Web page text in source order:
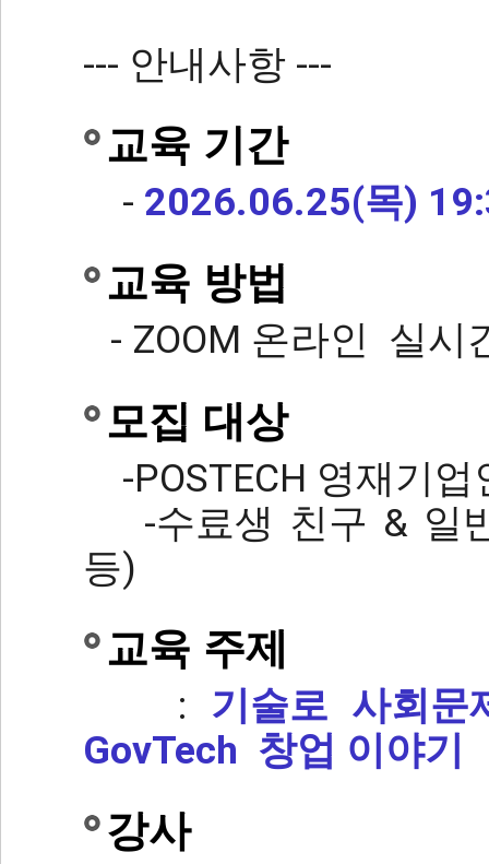
--- 안내사항 ---
교육 기간
- 2026.06.25(목)
교육 방법
- ZOOM 온라인 실시
모집 대상
-POSTECH 영재기
-수료생 친구 & 일반
등)
교육 주제
: 기술로 사회
GovTech 창업 이야기
강사